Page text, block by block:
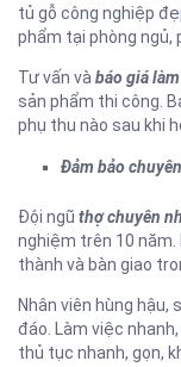
tủ gỗ công nghiệp
phẩm tại phòng ngủ,
Tư vấn và báo giá
sản phẩm thi công.
phụ thu nào sau khi
Đảm bảo
Đội ngũ thợ chuyên
nghiệm trên 10 năm.
thành và bàn giao
Nhân viên hùng hậu,
đáo. Làm việc
thủ tục nhanh, gọn,